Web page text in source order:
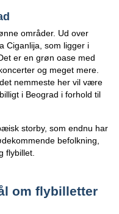
områder. Ud over
Ciganlija, som ligger i
er en grøn oase med
og meget mere.
nemmeste her vil være
i Beograd i forhold til
storby, som endnu har
befolkning,
flybillet.
om flybilletter